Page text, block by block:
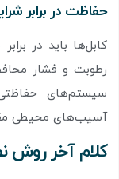
حفاظت در برابر
کابل‌ها باید در
رطوبت و فشار
سیستم‌های
آسیب‌های محیطی
کلام آخر روش